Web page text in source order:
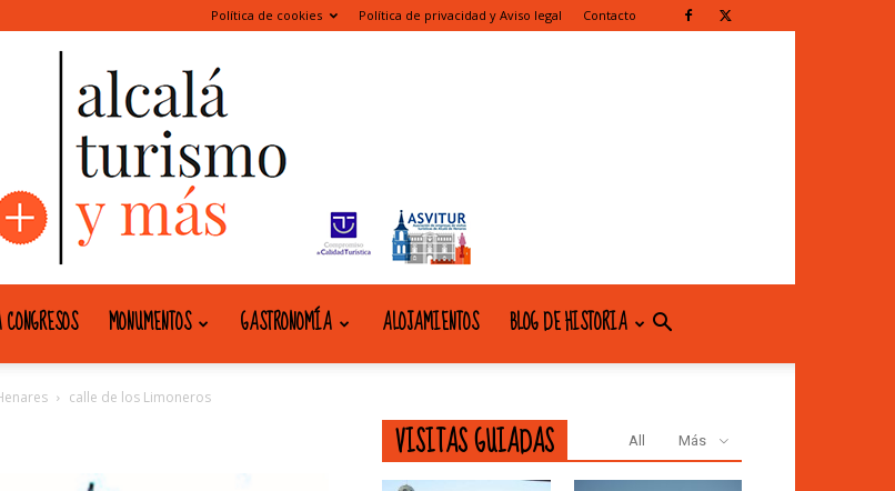
Política de cookies Política de privacidad y Aviso legal Contacto
MONUMENTOS GASTRONOMÍA ALOJAMIENTOS BLOG DE HISTORIA
calle de los Limoneros
VISITAS GUIADAS All Más